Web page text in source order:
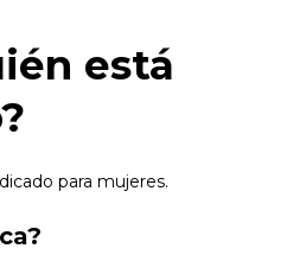
está
para mujeres.